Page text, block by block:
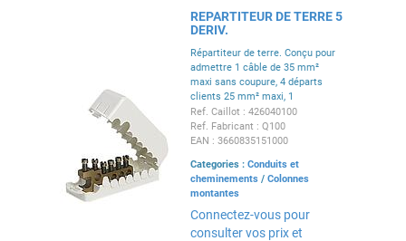
REPARTITEUR DE TERRE 5
DERIV.
Répartiteur de terre. Conçu pour
admettre 1 câble de 35 mm²
maxi sans coupure, 4 départs
clients 25 mm² maxi, 1
dérivation éventuelle 35 mm²
maxi (ou 5 ème départ client).
Ref. Caillot : 426040100
Ref. Fabricant : Q100
EAN : 3660835151000
Categories : Conduits et
cheminements / Colonnes
montantes
Connectez-vous pour
consulter vos prix et